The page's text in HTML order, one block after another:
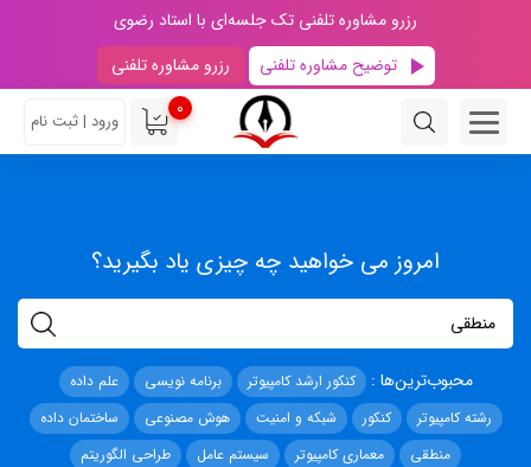
رزرو مشاوره تلفنی تک جلسه‌ای با استاد رضوی
توضیح مشاوره تلفنی
رزرو مشاوره تلفنی
0
ورود | ثبت نام
امروز می خواهید چه چیزی یاد بگیرید؟
محبوب‌ترین‌ها : کنکور ارشد کامپیوتر برنامه نویسی
علم داده
رشته کامپیوتر
کنکور شبکه و امنیت هوش مصنوعی
ساختمان داده
منطقی
معماری کامپیوتر سیستم عامل
طراحی الگوریتم